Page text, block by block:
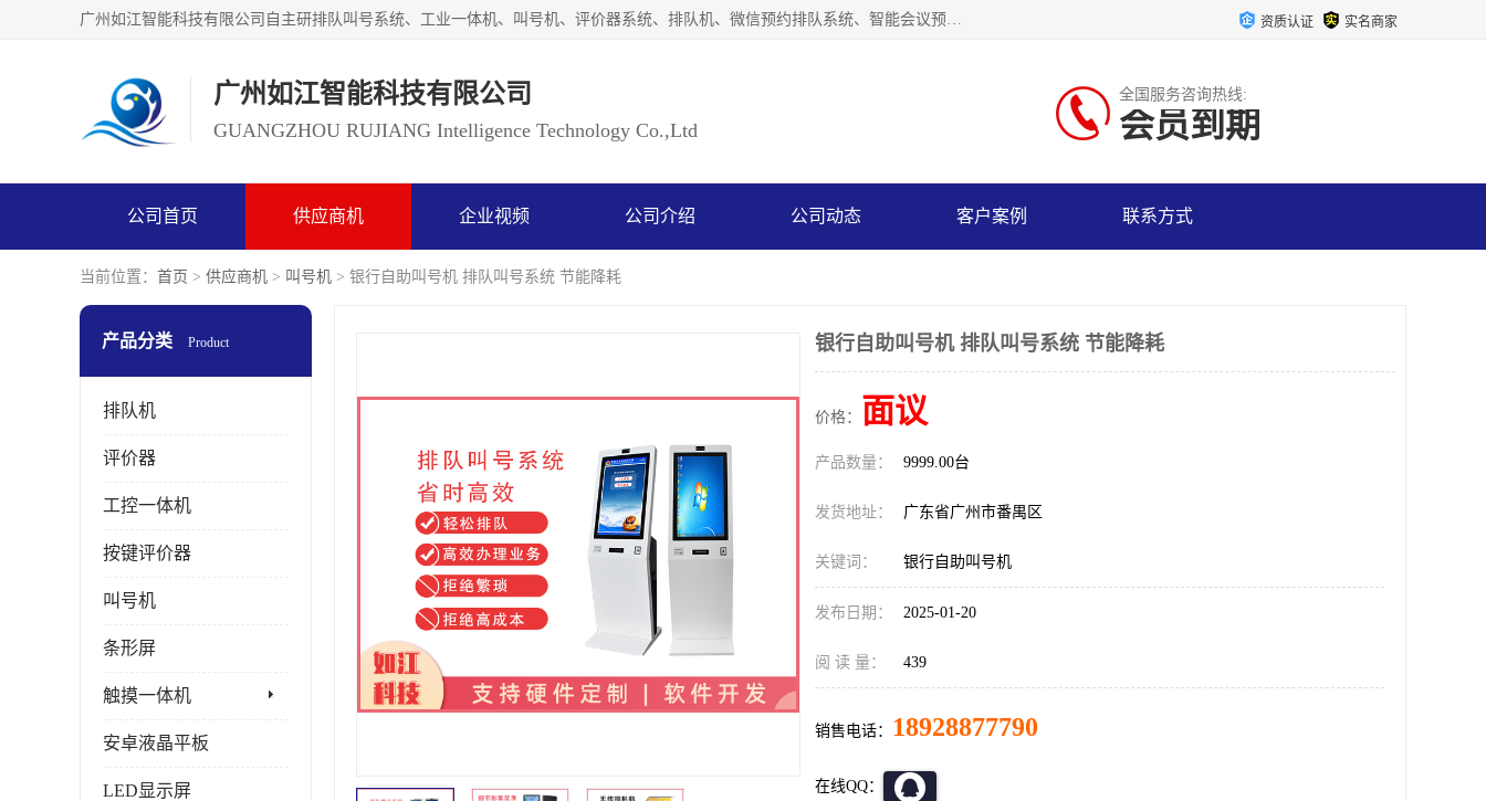
广州如江智能科技有限公司自主研排队叫号系统、工业一体机、叫号机、评价器系统、排队机、微信预约排队系统、智能会议预约系统、自助终端机、自助查询机、LED显示屏、触控一体机、平板会议一体机、教学一体机、室户外液晶广告机等生产以及解决方案，是一家高新技术企业，支持软硬件定制，全国上门安装售后服务。 资质认证 实名商家
广州如江智能科技有限公司
GUANGZHOU RUJIANG Intelligence Technology Co.,Ltd
全国服务咨询热线:
会员到期
公司首页 供应商机 企业视频 公司介绍 公司动态 客户案例 联系方式
当前位置： 首页 > 供应商机 > 叫号机 > 银行自助叫号机 排队叫号系统 节能降耗
产品分类 Product
排队机
评价器
工控一体机
按键评价器
叫号机
条形屏
触摸一体机
安卓液晶平板
LED显示屏
银行自助叫号机 排队叫号系统 节能降耗
价格： 面议
产品数量： 9999.00台
发货地址： 广东省广州市番禺区
关键词： 银行自助叫号机
发布日期： 2025-01-20
阅 读 量： 439
销售电话： 18928877790
在线QQ：